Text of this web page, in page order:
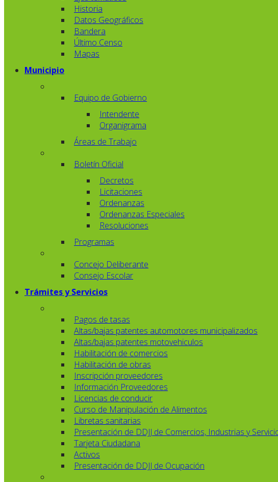
Historia
Datos Geográficos
Bandera
Último Censo
Mapas
Municipio
Equipo de Gobierno
Intendente
Organigrama
Áreas de Trabajo
Boletín Oficial
Decretos
Licitaciones
Ordenanzas
Ordenanzas Especiales
Resoluciones
Programas
Concejo Deliberante
Consejo Escolar
Trámites y Servicios
Pagos de tasas
Altas/bajas patentes automotores municipalizados
Altas/bajas patentes motovehiculos
Habilitación de comercios
Habilitación de obras
Inscripción proveedores
Información Proveedores
Licencias de conducir
Curso de Manipulación de Alimentos
Libretas sanitarias
Presentación de DDJJ de Comercios, Industrias y
Tarjeta Ciudadana
Activos
Presentación de DDJJ de Ocupación